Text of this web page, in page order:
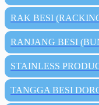
RAK BESI
RANJANG BESI
STAINLESS
TANGGA BESI